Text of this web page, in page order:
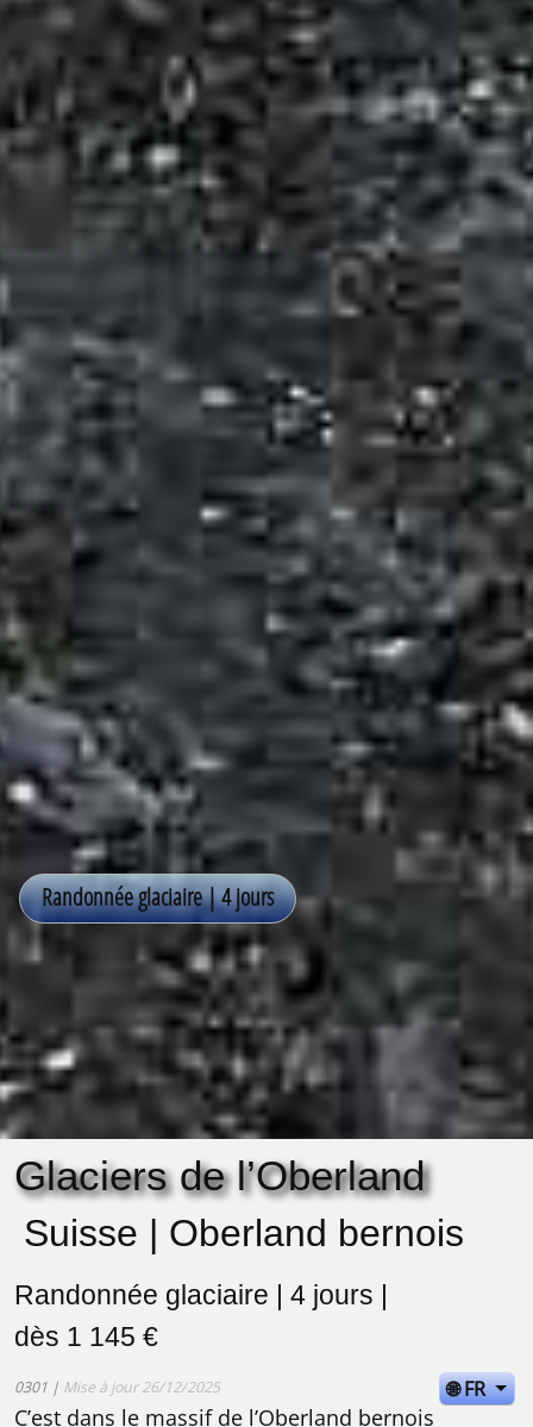
Glaciers de l’Oberland
Suisse | Oberland bernois
Randonnée glaciaire | 4 jours |
dès 1 145 €
0301 | Mise à jour 26/12/2025 🌐 FR
C’est dans le massif de l’Oberland bernois